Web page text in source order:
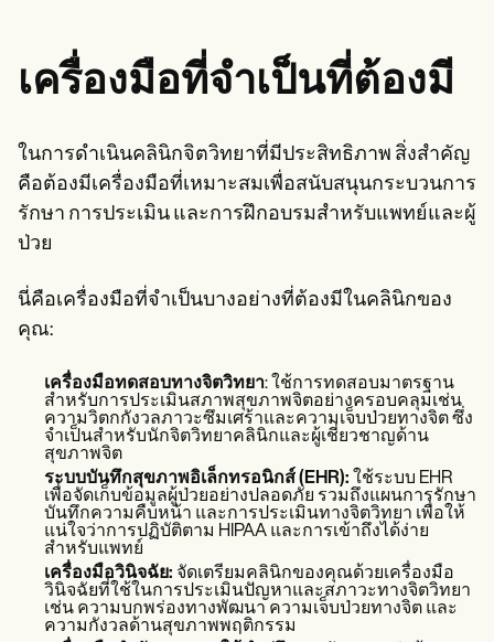
เครื่องมือที่จำเป็นที่ต้องมี
ในการดำเนินคลินิกจิตวิทยาที่มีประสิทธิภาพ สิ่งสำคัญ
คือต้องมีเครื่องมือที่เหมาะสมเพื่อสนับสนุนกระบวนการ
รักษา การประเมิน และการฝึกอบรมสำหรับแพทย์และผู้
ป่วย
นี่คือเครื่องมือที่จำเป็นบางอย่างที่ต้องมีในคลินิกของ
คุณ:
เครื่องมือทดสอบทางจิตวิทยา: ใช้การทดสอบมาตรฐาน
สำหรับการประเมินสภาพสุขภาพจิตอย่างครอบคลุมเช่น
ความวิตกกังวลภาวะซึมเศร้าและความเจ็บป่วยทางจิต ซึ่ง
จำเป็นสำหรับนักจิตวิทยาคลินิกและผู้เชี่ยวชาญด้าน
สุขภาพจิต
ระบบบันทึกสุขภาพอิเล็กทรอนิกส์ (EHR): ใช้ระบบ EHR
เพื่อจัดเก็บข้อมูลผู้ป่วยอย่างปลอดภัย รวมถึงแผนการรักษา
บันทึกความคืบหน้า และการประเมินทางจิตวิทยา เพื่อให้
แน่ใจว่าการปฏิบัติตาม HIPAA และการเข้าถึงได้ง่าย
สำหรับแพทย์
เครื่องมือวินิจฉัย: จัดเตรียมคลินิกของคุณด้วยเครื่องมือ
วินิจฉัยที่ใช้ในการประเมินปัญหาและสภาวะทางจิตวิทยา
เช่น ความบกพร่องทางพัฒนา ความเจ็บป่วยทางจิต และ
ความกังวลด้านสุขภาพพฤติกรรม